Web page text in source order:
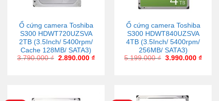
Ổ cứng camera Toshiba
S300 HDWT720UZSVA
2TB (3.5Inch/ 5400rpm/
Cache 128MB/ SATA3)
3.790.000₫ 2.890.000 ₫
Ổ cứng camera Toshiba
S300 HDWT840UZSVA
4TB (3.5Inch/ 5400rpm/
256MB/ SATA3)
5.199.000₫ 3.990.000 ₫